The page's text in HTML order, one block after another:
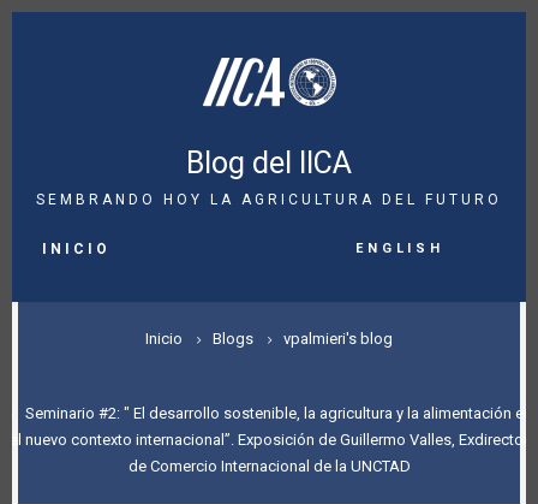
Pasar
Blog del IICA
SEMBRANDO HOY LA AGRICULTURA DEL FUTURO
NAVIGATION
INICIO English
SOBRESCRIBIR
DE
AYUDA
Inicio Blogs vpalmieri's blog
Seminario #2: " El desarrollo sostenible, la agricultura y la alimentación en
el nuevo contexto internacional”. Exposición de Guillermo Valles, Exdirector
de Comercio Internacional de la UNCTAD